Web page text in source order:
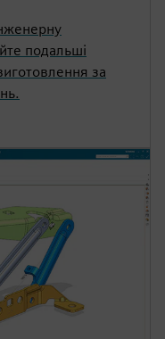
подальші
за